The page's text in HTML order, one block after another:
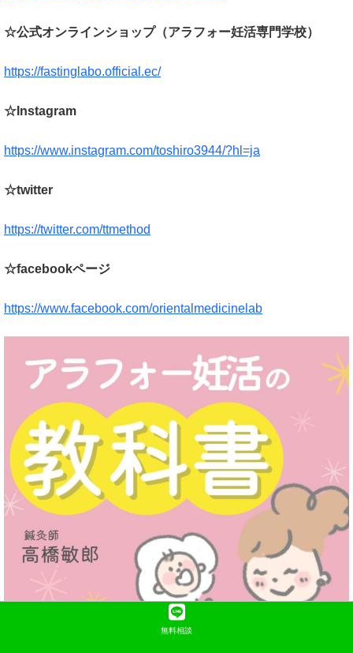
☆公式オンラインショップ（アラフォー妊活専門学校）
https://fastinglabo.official.ec/
☆Instagram
https://www.instagram.com/toshiro3944/?hl=ja
☆twitter
https://twitter.com/ttmethod
☆facebookページ
https://www.facebook.com/orientalmedicinelab
無料相談